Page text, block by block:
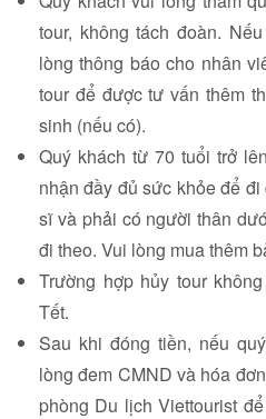
tour, không tách đoàn.
lòng thông báo cho nhân
tour để được tư vấn thêm
sinh (nếu có).
Quý khách từ 70 tuổi trở
nhận đầy đủ sức khỏe để
sĩ và phải có người thân
đi theo. Vui lòng mua thêm
Trường hợp hủy tour
Tết.
Sau khi đóng tiền, nếu
lòng đem CMND và hóa
phòng Du lịch Viettourist